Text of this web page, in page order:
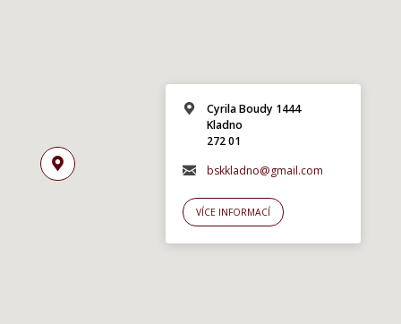
Cyrila Boudy 1444
Kladno
272 01
bskkladno@gmail.com
VÍCE INFORMACÍ